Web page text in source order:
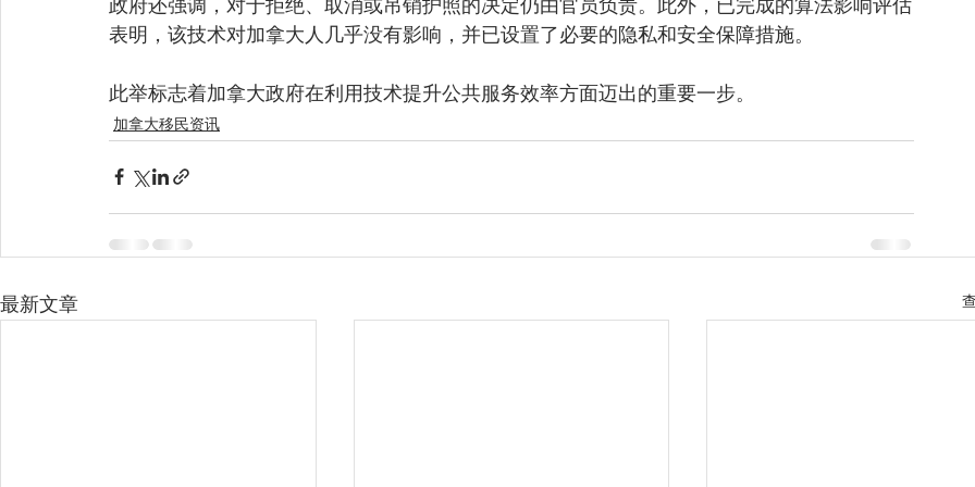
政府还强调，对于拒绝、取消或吊销护照的决定仍由官员负责。此外，已完成的算法影响评估
表明，该技术对加拿大人几乎没有影响，并已设置了必要的隐私和安全保障措施。
此举标志着加拿大政府在利用技术提升公共服务效率方面迈出的重要一步。
加拿大移民资讯
最新文章